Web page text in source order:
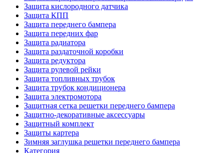
Защита кислородного датчика
Защита КПП
Защита переднего бампера
Защита передних фар
Защита радиатора
Защита раздаточной коробки
Защита редуктора
Защита рулевой рейки
Защита топливных трубок
Защита трубок кондиционера
Защита электромотора
Защитная сетка решетки переднего бампера
Защитно-декоративные аксессуары
Защитный комплект
Защиты картера
Зимняя заглушка решетки переднего бампера
Категория